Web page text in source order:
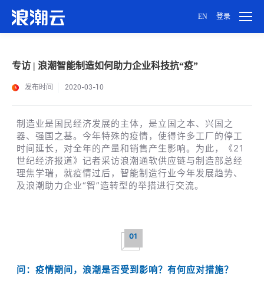
EN 登录
专访 | 浪潮智能制造如何助力企业科技抗“疫”
发布时间 2020-03-10
制造业是国民经济发展的主体，是立国之本、兴国之
器、强国之基。今年特殊的疫情，使得许多工厂的停工
时间延长，对全年的产量和销售产生影响。为此，《21
世纪经济报道》记者采访浪潮通软供应链与制造部总经
理焦学瑞，就疫情过后，智能制造行业今年发展趋势、
及浪潮助力企业“智”造转型的举措进行交流。
01
问：疫情期间，浪潮是否受到影响？有何应对措施？